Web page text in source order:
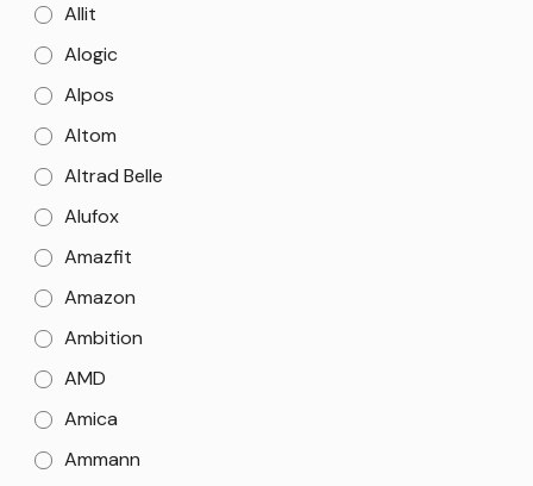
Allit
Alogic
Alpos
Altom
Altrad Belle
Alufox
Amazfit
Amazon
Ambition
AMD
Amica
Ammann